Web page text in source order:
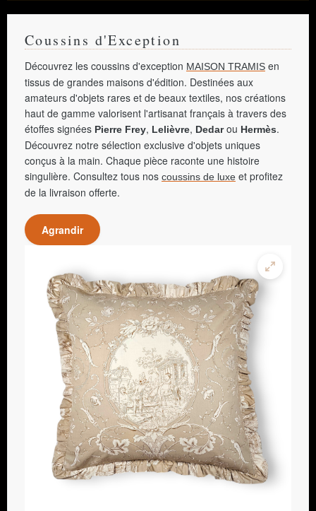
Coussins d'Exception
Découvrez les coussins d'exception MAISON TRAMIS en
tissus de grandes maisons d'édition. Destinées aux
amateurs d'objets rares et de beaux textiles, nos créations
haut de gamme valorisent l'artisanat français à travers des
étoffes signées Pierre Frey, Lelièvre, Dedarou Hermès.
Découvrez notre sélection exclusive d'objets uniques
conçus à la main. Chaque pièce raconte une histoire
singulière. Consultez tous nos coussins de luxe et profitez
de la livraison offerte.
Agrandir